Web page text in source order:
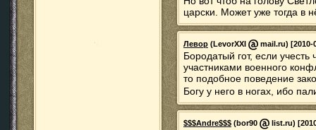
царски. Может уже тогда в
Левор (LevorXXI mail.ru) [2010-
Бородатый гот, если
участниками военного
то подобное поведение
Богу у него в ногах, ибо
$$$Andre$$$ (bor90 list.ru)